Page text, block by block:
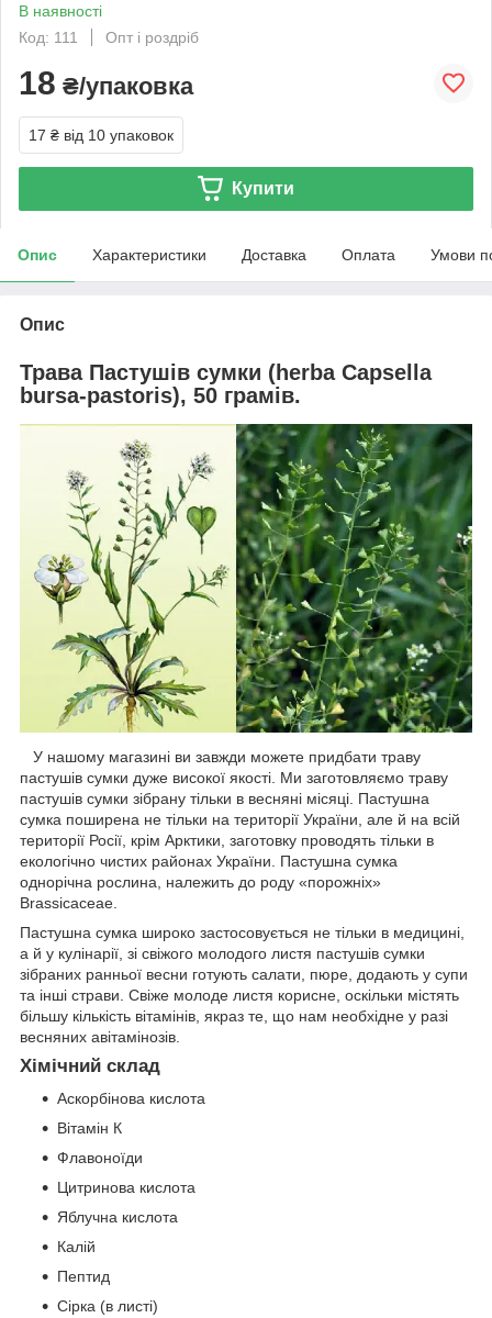
В наявності
Код: 111
Опт і роздріб
18 ₴/упаковка
17 ₴ від 10 упаковок
Купити
Опис Характеристики Доставка Оплата Умови
Опис
Трава Пастушів сумки (herba Capsella
bursa-pastoris), 50 грамів.
У нашому магазині ви завжди можете придбати траву
пастушів сумки дуже високої якості. Ми заготовляємо траву
пастушів сумки зібрану тільки в весняні місяці. Пастушна
сумка поширена не тільки на території України, але й на всій
території Росії, крім Арктики, заготовку проводять тільки в
екологічно чистих районах України. Пастушна сумка
однорічна рослина, належить до роду «порожніх»
Brassicaceae.
Пастушна сумка широко застосовується не тільки в медицині,
а й у кулінарії, зі свіжого молодого листя пастушів сумки
зібраних ранньої весни готують салати, пюре, додають у супи
та інші страви. Свіже молоде листя корисне, оскільки містять
більшу кількість вітамінів, якраз те, що нам необхідне у разі
весняних авітамінозів.
Хімічний склад
Аскорбінова кислота
Вітамін К
Флавоноїди
Цитринова кислота
Яблучна кислота
Калій
Пептид
Сірка (в листі)